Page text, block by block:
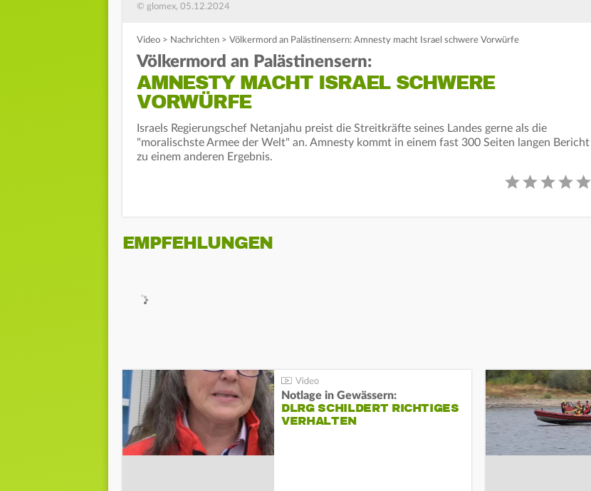
© glomex, 05.12.2024
Video > Nachrichten > Völkermord an Palästinensern: Amnesty macht Israel schwere Vorwürfe
Völkermord an Palästinensern:
AMNESTY MACHT ISRAEL SCHWERE
VORWÜRFE
Israels Regierungschef Netanjahu preist die Streitkräfte seines Landes gerne als die
"moralischste Armee der Welt" an. Amnesty kommt in einem fast 300 Seiten langen Bericht
zu einem anderen Ergebnis.
EMPFEHLUNGEN
Notlage in Gewässern:
DLRG SCHILDERT RICHTIGES
VERHALTEN